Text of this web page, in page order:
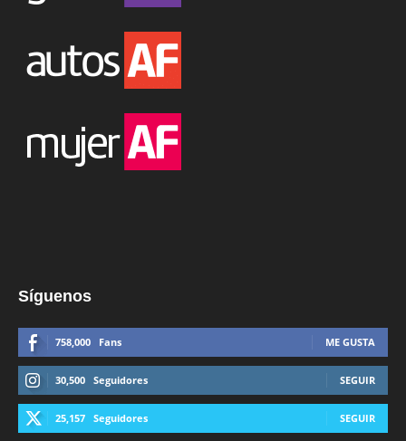
Síguenos
758,000 Fans ME GUSTA
30,500 Seguidores SEGUIR
25,157 Seguidores SEGUIR